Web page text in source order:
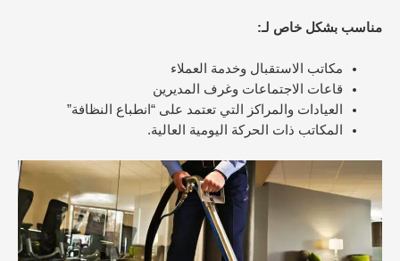
مناسب بشكل خاص لـ:
مكاتب الاستقبال وخدمة العملاء
قاعات الاجتماعات وغرف المديرين
العيادات والمراكز التي تعتمد على “انطباع النظافة”
المكاتب ذات الحركة اليومية العالية.